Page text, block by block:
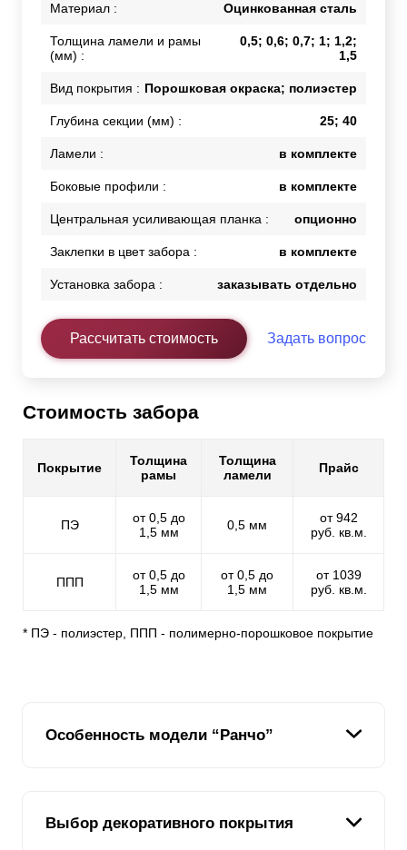
Материал : Оцинкованная сталь
Толщина ламели и рамы
(мм) :
0,5; 0,6; 0,7; 1; 1,2;
1,5
Вид покрытия : Порошковая окраска; полиэстер
Глубина секции (мм) : 25; 40
Ламели : в комплекте
Боковые профили : в комплекте
Центральная усиливающая планка : опционно
Заклепки в цвет забора : в комплекте
Установка забора : заказывать отдельно
Рассчитать стоимость Задать вопрос
Стоимость забора
Покрытие
Толщина
рамы
Толщина
ламели
Прайс
ПЭ
от 0,5 до
1,5 мм
0,5 мм
от 942
руб. кв.м.
ППП
от 0,5 до
1,5 мм
от 0,5 до
1,5 мм
от 1039
руб. кв.м.
* ПЭ - полиэстер, ППП - полимерно-порошковое покрытие
Особенность модели “Ранчо”
Модель «Ранчо» выполнена в комбинированном
стиле. Внешне такой вариант ограждения похож на
Выбор декоративного покрытия